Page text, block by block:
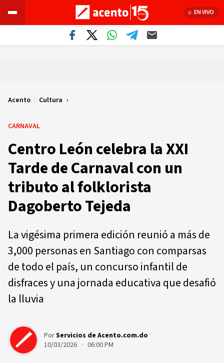
EN VIVO
Acento | Cultura
CARNAVAL
Centro León celebra la XXI
Tarde de Carnaval con un
tributo al folklorista
Dagoberto Tejeda
La vigésima primera edición reunió a más de
3,000 personas en Santiago con comparsas
de todo el país, un concurso infantil de
disfraces y una jornada educativa que desafió
la lluvia
PorServicios de Acento.com.do
10/03/2026 · 06:00 PM